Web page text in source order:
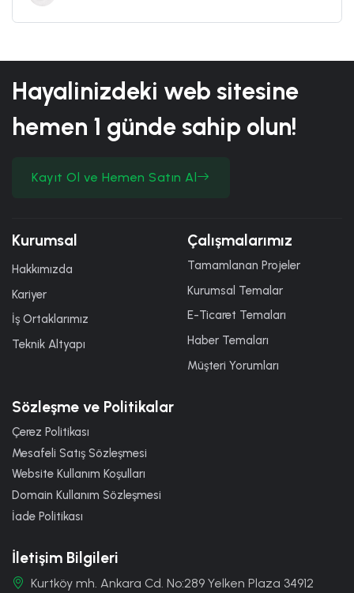
Hayalinizdeki web sitesine
hemen 1 gündesahip olun!
Kayıt Ol ve Hemen Satın Al
Kurumsal
Hakkımızda
Kariyer
İş Ortaklarımız
Teknik Altyapı
Çalışmalarımız
Tamamlanan Projeler
Kurumsal Temalar
E-Ticaret Temaları
Haber Temaları
Müşteri Yorumları
Sözleşme ve Politikalar
Çerez Politikası
Mesafeli Satış Sözleşmesi
Website Kullanım Koşulları
Domain Kullanım Sözleşmesi
İade Politikası
İletişim Bilgileri
Kurtköy mh. Ankara Cd. No:289 Yelken Plaza 34912